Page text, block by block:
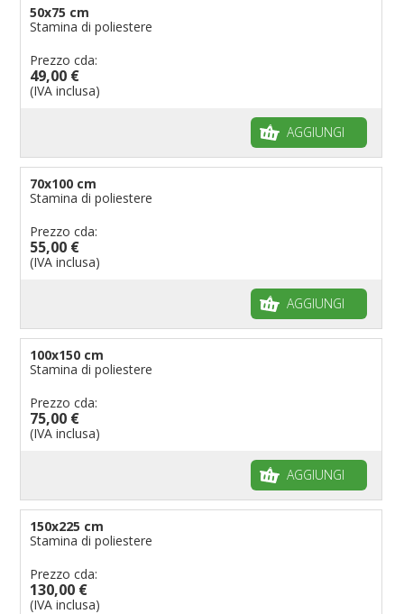
50x75 cm
Stamina di poliestere
Prezzo cda:
49,00 €
(IVA inclusa)
AGGIUNGI
70x100 cm
Stamina di poliestere
Prezzo cda:
55,00 €
(IVA inclusa)
AGGIUNGI
100x150 cm
Stamina di poliestere
Prezzo cda:
75,00 €
(IVA inclusa)
AGGIUNGI
150x225 cm
Stamina di poliestere
Prezzo cda:
130,00 €
(IVA inclusa)